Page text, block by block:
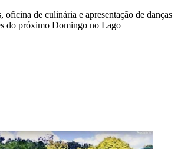
oficina de culinária e apresentação de danças
do próximo Domingo no Lago